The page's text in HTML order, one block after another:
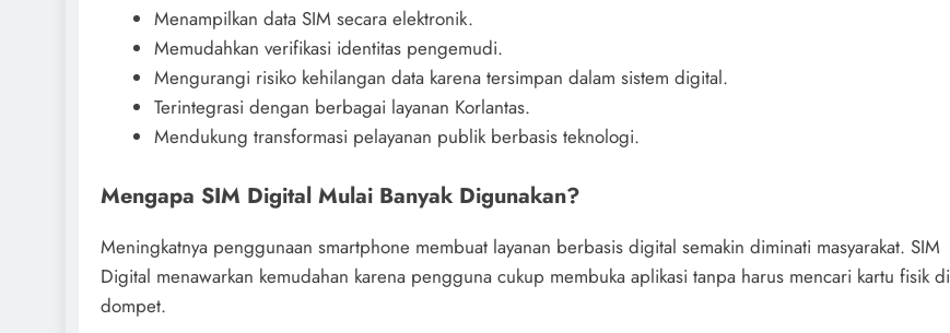
Menampilkan data SIM secara elektronik.
Memudahkan verifikasi identitas pengemudi.
Mengurangi risiko kehilangan data karena tersimpan dalam sistem digital.
Terintegrasi dengan berbagai layanan Korlantas.
Mendukung transformasi pelayanan publik berbasis teknologi.
Mengapa SIM Digital Mulai Banyak Digunakan?
Meningkatnya penggunaan smartphone membuat layanan berbasis digital semakin diminati masyarakat. SIM
Digital menawarkan kemudahan karena pengguna cukup membuka aplikasi tanpa harus mencari kartu fisik di
dompet.